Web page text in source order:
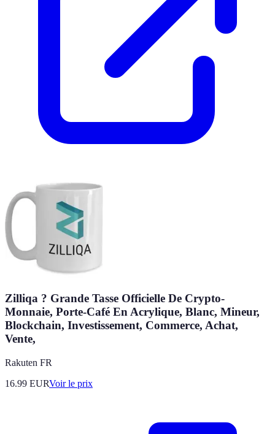
Zilliqa ? Grande Tasse Officielle De Crypto-
Monnaie, Porte-Café En Acrylique, Blanc, Mineur,
Blockchain, Investissement, Commerce, Achat,
Vente,
Rakuten FR
16.99 EURVoir le prix